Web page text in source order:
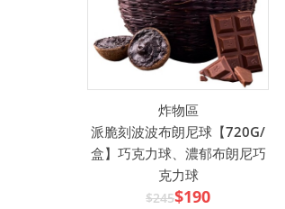
炸物區
派脆刻波波布朗尼球【720G/
盒】巧克力球、濃郁布朗尼巧
克力球
$245$190